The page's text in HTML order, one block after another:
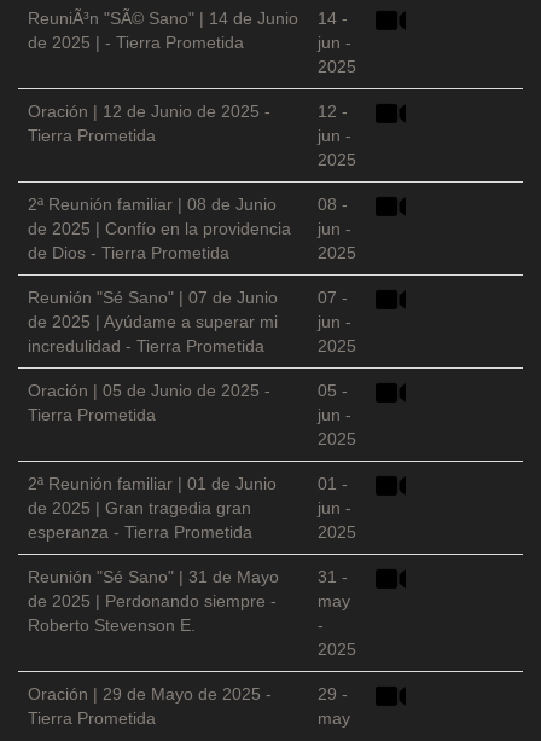
ReuniÃ³n "SÃ© Sano" | 14 de Junio
de 2025 | - Tierra Prometida
14 -
jun -
2025
Oración | 12 de Junio de 2025 -
Tierra Prometida
12 -
jun -
2025
2ª Reunión familiar | 08 de Junio
de 2025 | Confío en la providencia
de Dios - Tierra Prometida
08 -
jun -
2025
Reunión "Sé Sano" | 07 de Junio
de 2025 | Ayúdame a superar mi
incredulidad - Tierra Prometida
07 -
jun -
2025
Oración | 05 de Junio de 2025 -
Tierra Prometida
05 -
jun -
2025
2ª Reunión familiar | 01 de Junio
de 2025 | Gran tragedia gran
esperanza - Tierra Prometida
01 -
jun -
2025
Reunión "Sé Sano" | 31 de Mayo
de 2025 | Perdonando siempre -
Roberto Stevenson E.
31 -
may
-
2025
Oración | 29 de Mayo de 2025 -
Tierra Prometida
29 -
may